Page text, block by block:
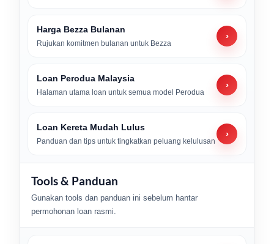
Harga Bezza Bulanan
Rujukan komitmen bulanan untuk Bezza
›
Loan Perodua Malaysia
Halaman utama loan untuk semua model Perodua
›
Loan Kereta Mudah Lulus
Panduan dan tips untuk tingkatkan peluang kelulusan
›
Tools & Panduan
Gunakan tools dan panduan ini sebelum hantar
permohonan loan rasmi.